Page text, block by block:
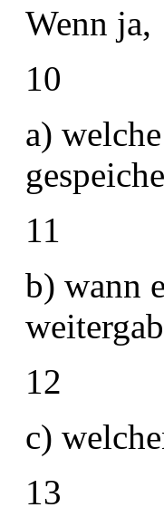
Wenn ja,
10
a)
11
b) wann
12
c)
13